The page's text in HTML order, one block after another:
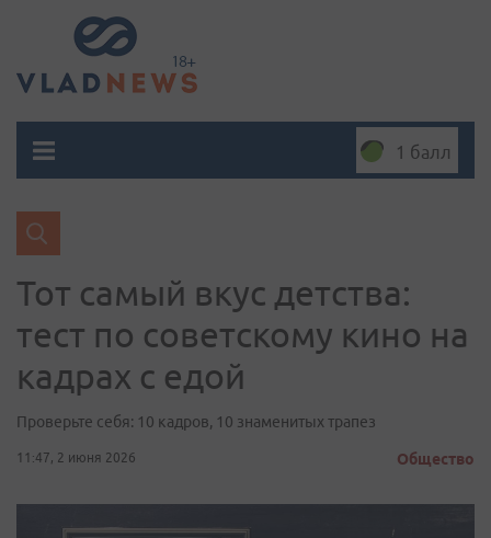
1 балл
Тот самый вкус детства:
тест по советскому кино на
кадрах с едой
Проверьте себя: 10 кадров, 10 знаменитых трапез
11:47, 2 июня 2026 Общество